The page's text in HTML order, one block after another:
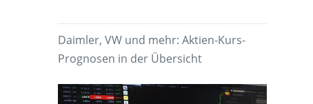
Daimler, VW und mehr: Aktien-Kurs-
Prognosen in der Übersicht